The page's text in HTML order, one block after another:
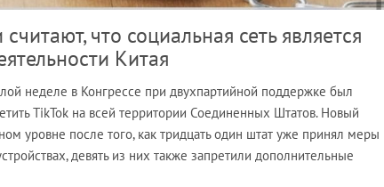
что социальная сеть является
Китая
неделе в Конгрессе при двухпартийной поддержке был
TikTok на всей территории Соединенных Штатов. Новый
уровне после того, как тридцать один штат уже принял меры
девять из них также запретили дополнительные